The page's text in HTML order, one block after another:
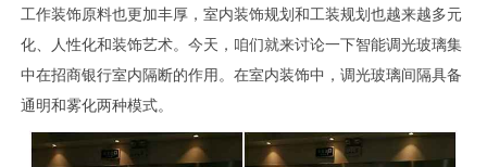
工作装饰原料也更加丰厚，室内装饰规划和工装规划也越来越多元
化、人性化和装饰艺术。今天，咱们就来讨论一下智能调光玻璃集
中在招商银行室内隔断的作用。在室内装饰中，调光玻璃间隔具备
通明和雾化两种模式。